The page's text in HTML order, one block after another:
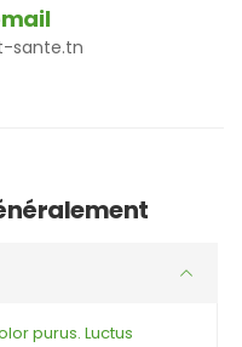
sante.tn
purus. Luctus